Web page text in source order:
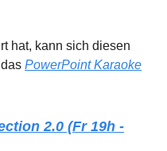
hat, kann sich diesen
PowerPoint Karaoke
2.0 (Fr 19h -